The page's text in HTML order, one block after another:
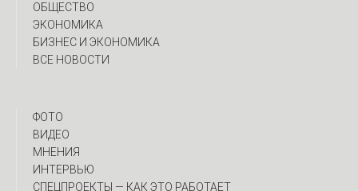
ОБЩЕСТВО
ЭКОНОМИКА
БИЗНЕС И ЭКОНОМИКА
ВСЕ НОВОСТИ
ФОТО
ВИДЕО
МНЕНИЯ
ИНТЕРВЬЮ
CПЕЦПРОЕКТЫ — КАК ЭТО РАБОТАЕТ